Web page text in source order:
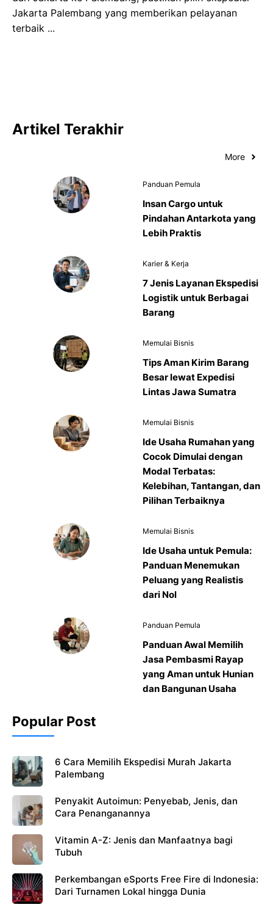
Jakarta Palembang yang memberikan pelayanan
terbaik ...
Artikel Terakhir
More
Panduan Pemula
Insan Cargo untuk
Pindahan Antarkota yang
Lebih Praktis
Karier & Kerja
7 Jenis Layanan Ekspedisi
Logistik untuk Berbagai
Barang
Memulai Bisnis
Tips Aman Kirim Barang
Besar lewat Expedisi
Lintas Jawa Sumatra
Memulai Bisnis
Ide Usaha Rumahan yang
Cocok Dimulai dengan
Modal Terbatas:
Kelebihan, Tantangan, dan
Pilihan Terbaiknya
Memulai Bisnis
Ide Usaha untuk Pemula:
Panduan Menemukan
Peluang yang Realistis
dari Nol
Panduan Pemula
Panduan Awal Memilih
Jasa Pembasmi Rayap
yang Aman untuk Hunian
dan Bangunan Usaha
Popular Post
6 Cara Memilih Ekspedisi Murah Jakarta
Palembang
Penyakit Autoimun: Penyebab, Jenis, dan
Cara Penanganannya
Vitamin A-Z: Jenis dan Manfaatnya bagi
Tubuh
Perkembangan eSports Free Fire di Indonesia:
Dari Turnamen Lokal hingga Dunia